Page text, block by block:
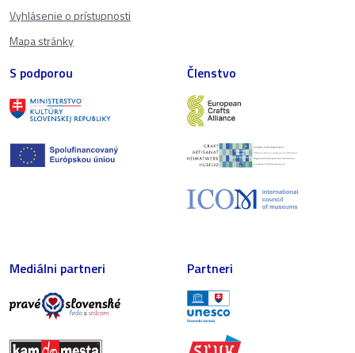
Vyhlásenie o prístupnosti
Mapa stránky
S podporou Členstvo
Mediálni partneri Partneri